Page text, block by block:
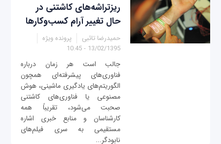
ریزتراشه‌های کاشتنی در
حال تغییر آرام کسب‌وکارها
حمیدرضا تائبی
پرونده ویژه
13/02/1395 - 10:45
جالب است هر زمان درباره
فناوری‌های پیشرفته‌ای همچون
الگوریتم‌های یادگیری ماشینی، هوش
مصنوعی یا فناوری‌های کاشتنی
صحبت می‌شود، تقریباً همه
کارشناسان و منابع خبری اشاره
مستقیمی به سری فیلم‌های
نابودگر...